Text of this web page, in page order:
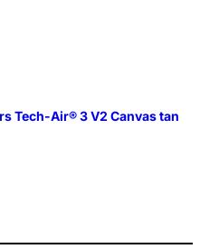
Tech-Air® 3 V2 Canvas tan